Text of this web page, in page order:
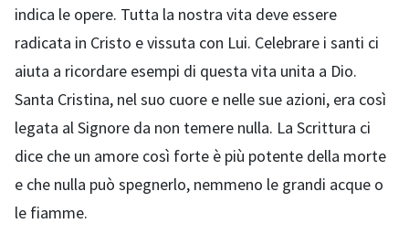
indica le opere. Tutta la nostra vita deve essere
radicata in Cristo e vissuta con Lui. Celebrare i santi ci
aiuta a ricordare esempi di questa vita unita a Dio.
Santa Cristina, nel suo cuore e nelle sue azioni, era così
legata al Signore da non temere nulla. La Scrittura ci
dice che un amore così forte è più potente della morte
e che nulla può spegnerlo, nemmeno le grandi acque o
le fiamme.